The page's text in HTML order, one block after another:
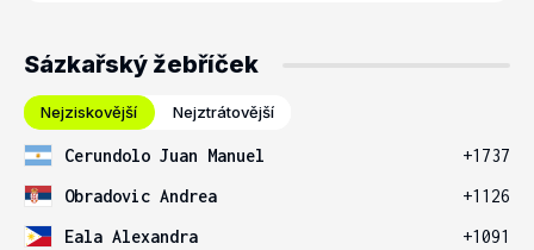
Sázkařský žebříček
Nejziskovější Nejztrátovější
Cerundolo Juan Manuel
+1737
Obradovic Andrea
+1126
Eala Alexandra
+1091